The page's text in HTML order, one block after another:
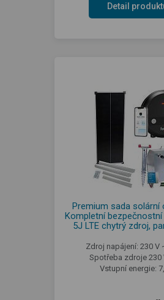
Detail
Premium sada solární
Kompletní
5J LTE chytrý zdroj,
Zdroj napájení: 230 V
Spotřeba zdroje 230
Vstupní energie: